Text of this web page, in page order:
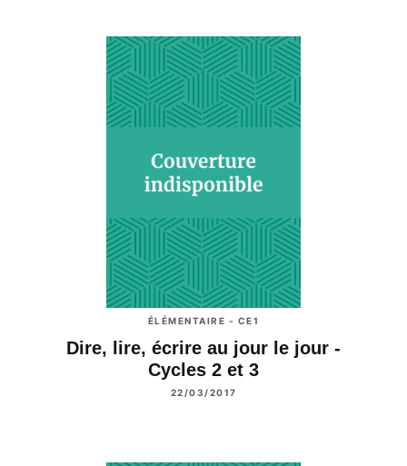
ÉLÉMENTAIRE - CE1
Dire, lire, écrire au jour le jour -
Cycles 2 et 3
22/03/2017